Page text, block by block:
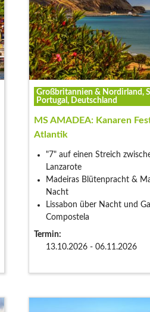
Großbritannien & Nordirland,
Portugal, Deutschland
MS AMADEA: Kanaren
Atlantik
"7" auf einen Streich
Lanzarote
Madeiras Blütenpracht &
Nacht
Lissabon über Nacht und
Compostela
Termin:
13.10.2026 - 06.11.2026